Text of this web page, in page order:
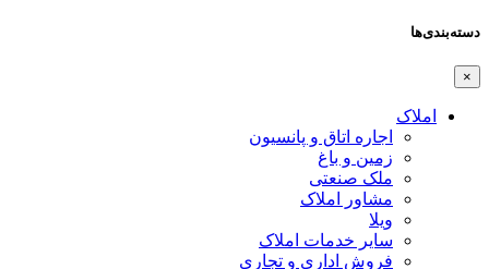
دسته‌بندی‌ها
×
املاک
اجاره اتاق و پانسیون
زمین و باغ
ملک صنعتی
مشاور املاک
ویلا
سایر خدمات املاک
فروش اداری و تجاری